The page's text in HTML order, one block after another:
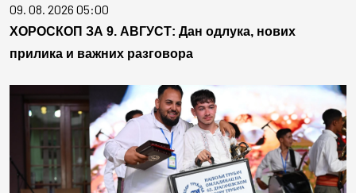
09. 08. 2026 05:00
ХОРОСКОП ЗА 9. АВГУСТ: Дан одлука, нових
прилика и важних разговора